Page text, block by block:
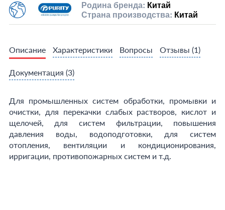
Родина бренда: Китай
Страна производства: Китай
Описание Характеристики Вопросы Отзывы (1)
Документация (3)
Для промышленных систем обработки, промывки и
очистки, для перекачки слабых растворов, кислот и
щелочей, для систем фильтрации, повышения
давления воды, водоподготовки, для систем
отопления, вентиляции и кондиционирования,
ирригации, противопожарных систем и т.д.